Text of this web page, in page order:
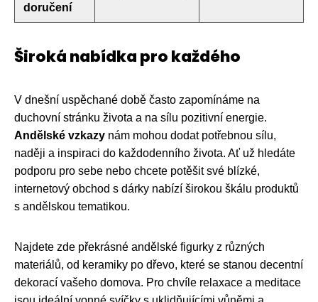
doručení
Široká nabídka pro každého
V dnešní uspěchané době často zapomínáme na
duchovní stránku života a na sílu pozitivní energie.
Andělské vzkazy nám mohou dodat potřebnou sílu,
naději a inspiraci do každodenního života. Ať už hledáte
podporu pro sebe nebo chcete potěšit své blízké,
internetový obchod s dárky nabízí širokou škálu produktů
s andělskou tematikou.
Najdete zde překrásné andělské figurky z různých
materiálů, od keramiky po dřevo, které se stanou decentní
dekorací vašeho domova. Pro chvíle relaxace a meditace